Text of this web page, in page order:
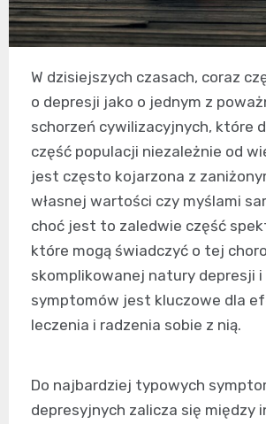
W dzisiejszych czasach, coraz
o depresji jako o jednym z
schorzeń cywilizacyjnych, które
część populacji niezależnie od
jest często kojarzona z
własnej wartości czy myślami
choć jest to zaledwie część
które mogą świadczyć o tej
skomplikowanej natury depresji i
symptomów jest kluczowe dla
leczenia i radzenia sobie z nią.
Do najbardziej typowych
depresyjnych zalicza się między